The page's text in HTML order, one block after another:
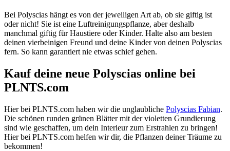
Bei Polyscias hängt es von der jeweiligen Art ab, ob sie giftig ist
oder nicht! Sie ist eine Luftreinigungspflanze, aber deshalb
manchmal giftig für Haustiere oder Kinder. Halte also am besten
deinen vierbeinigen Freund und deine Kinder von deinen Polyscias
fern. So kann garantiert nie etwas schief gehen.
Kauf deine neue Polyscias online bei
PLNTS.com
Hier bei PLNTS.com haben wir die unglaubliche Polyscias Fabian.
Die schönen runden grünen Blätter mit der violetten Grundierung
sind wie geschaffen, um dein Interieur zum Erstrahlen zu bringen!
Hier bei PLNTS.com helfen wir dir, die Pflanzen deiner Träume zu
bekommen!